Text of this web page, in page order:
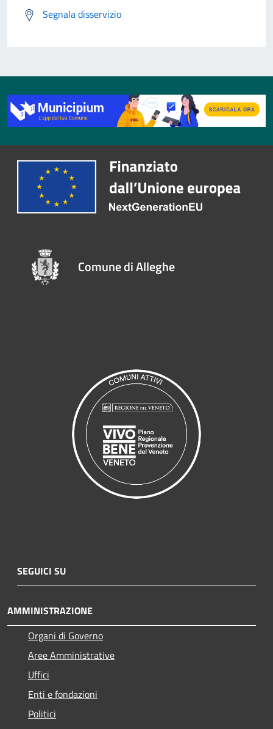
Segnala disservizio
Comune di Alleghe
SEGUICI SU
AMMINISTRAZIONE
Organi di Governo
Aree Amministrative
Uffici
Enti e fondazioni
Politici